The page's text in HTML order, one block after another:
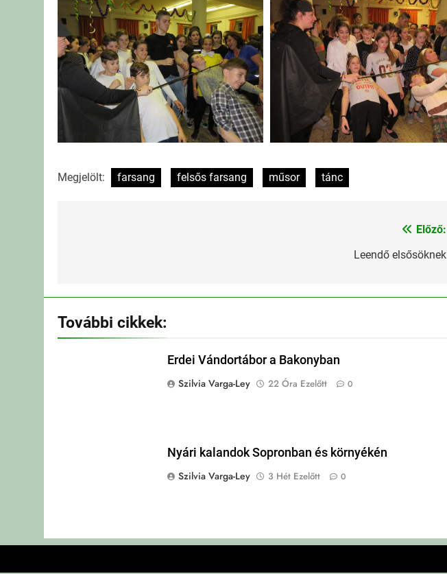
Megjelölt: farsang felsős farsang műsor tánc
Előző:
Leendő elsősöknek
További cikkek:
Erdei Vándortábor a Bakonyban
Szilvia Varga-Ley
22 Óra Ezelőtt 0
Nyári kalandok Sopronban és környékén
Szilvia Varga-Ley
3 Hét Ezelőtt 0